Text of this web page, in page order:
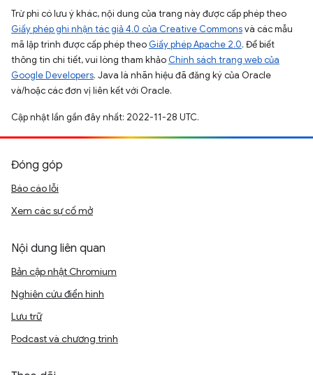
Trừ phi có lưu ý khác, nội dung của trang này được cấp phép theo
Giấy phép ghi nhận tác giả 4.0 của Creative Commonsvà các mẫu
mã lập trình được cấp phép theo Giấy phép Apache 2.0. Để biết
thông tin chi tiết, vui lòng tham khảo Chính sách trang web của
Google Developers. Java là nhãn hiệu đã đăng ký của Oracle
và/hoặc các đơn vị liên kết với Oracle.
Cập nhật lần gần đây nhất: 2022-11-28 UTC.
Đóng góp
Báo cáo lỗi
Xem các sự cố mở
Nội dung liên quan
Bản cập nhật Chromium
Nghiên cứu điển hình
Lưu trữ
Podcast và chương trình